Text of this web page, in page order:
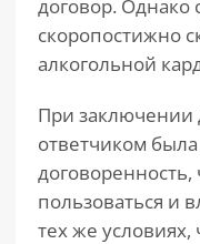
договор. Однако
скоропостижно
алкогольной
При заключении
ответчиком была
пользоваться и
тех же условиях,